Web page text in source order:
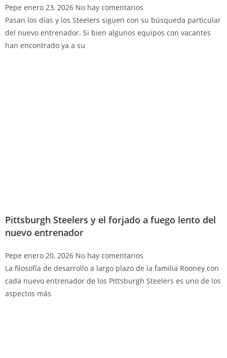
Pepe enero 23, 2026 No hay comentarios
Pasan los días y los Steelers siguen con su búsqueda particular
del nuevo entrenador. Si bien algunos equipos con vacantes
han encontrado ya a su
Pittsburgh Steelers y el forjado a fuego lento del
nuevo entrenador
Pepe enero 20, 2026 No hay comentarios
La filosofía de desarrollo a largo plazo de la familia Rooney con
cada nuevo entrenador de los Pittsburgh Steelers es uno de los
aspectos más